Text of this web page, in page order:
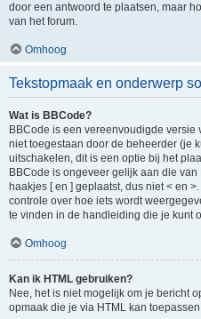
door een antwoord te plaatsen, maar
van het forum.
Omhoog
Tekstopmaak en onderwerp
Wat is BBCode?
BBCode is een vereenvoudigde versie
niet toegestaan door de beheerder (je
uitschakelen, dit is een optie bij het
BBCode is ongeveer gelijk aan die
haakjes [ en ] geplaatst, dus niet < en
controle over hoe iets wordt
te vinden in de handleiding die je kunt
Omhoog
Kan ik HTML gebruiken?
Nee, het is niet mogelijk om je bericht
opmaak die je via HTML kan